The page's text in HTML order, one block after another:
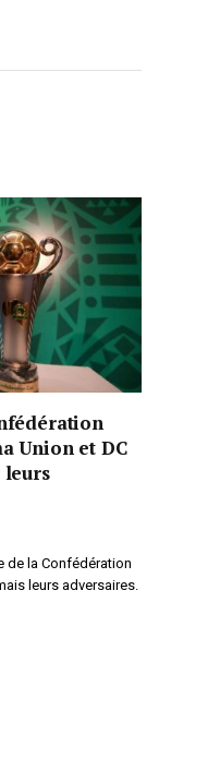
Union et DC
leurs
de la Confédération
leurs adversaires.